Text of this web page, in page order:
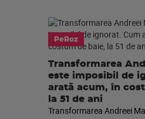
PeRoz
Transformarea
este imposibil de
arată acum, în
la 51 de ani
Transformarea Andreei